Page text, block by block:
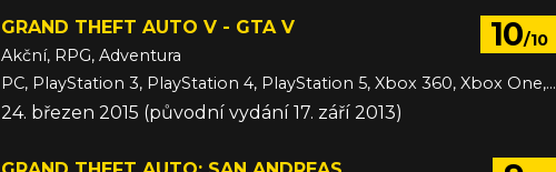
10/10
GRAND THEFT AUTO V - GTA V
Akční, RPG, Adventura
PC, PlayStation 3, PlayStation 4, PlayStation 5, Xbox 360, Xbox One, Xbox Series
24. březen 2015 (původní vydání 17. září 2013)